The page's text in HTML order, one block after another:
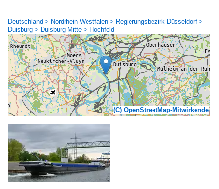
Deutschland > Nordrhein-Westfalen > Regierungsbezirk Düsseldorf >
Duisburg > Duisburg-Mitte > Hochfeld
(C) OpenStreetMap-Mitwirkende